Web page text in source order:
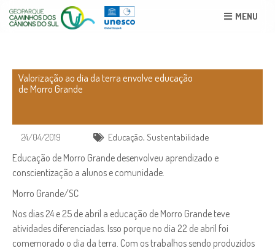
MENU
Valorização ao dia da terra envolve educação
de Morro Grande
24/04/2019 Educação,Sustentabilidade
Educação de Morro Grande desenvolveu aprendizado e
conscientização a alunos e comunidade.
Morro Grande/SC
Nos dias 24 e 25 de abril a educação de Morro Grande teve
atividades diferenciadas. Isso porque no dia 22 de abril foi
comemorado o dia da terra. Com os trabalhos sendo produzidos